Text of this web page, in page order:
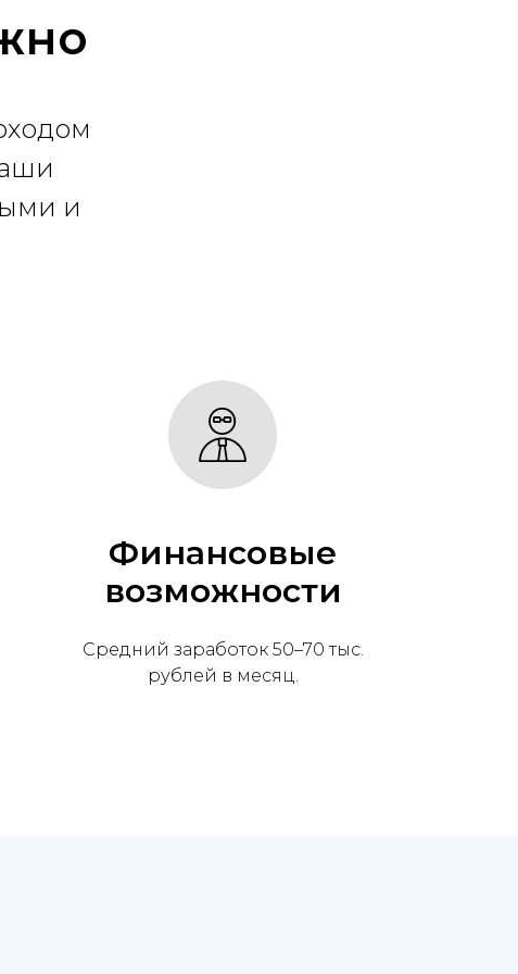
и
Финансовые
возможности
Средний заработок 50–70 тыс.
рублей в месяц.